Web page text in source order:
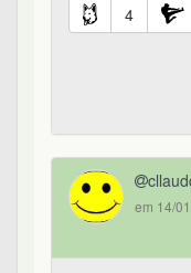
4
em 14/